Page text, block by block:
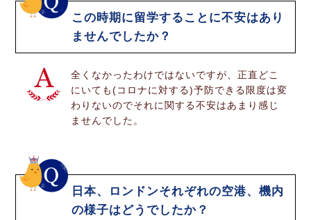
この時期に留学することに不安はあり
ませんでしたか？
全くなかったわけではないですが、正直どこ
にいても(コロナに対する)予防できる限度は変
わりないのでそれに関する不安はあまり感じ
ませんでした。
日本、ロンドンそれぞれの空港、機内
の様子はどうでしたか？